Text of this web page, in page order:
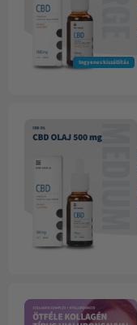
Ingyenes kiszállítás